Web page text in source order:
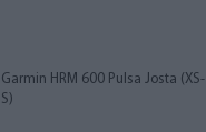
Garmin HRM 600 Pulsa Josta (XS-
S)